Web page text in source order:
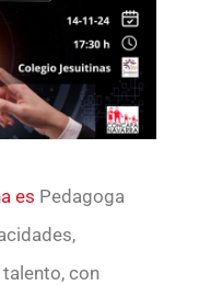
es Pedagoga
con